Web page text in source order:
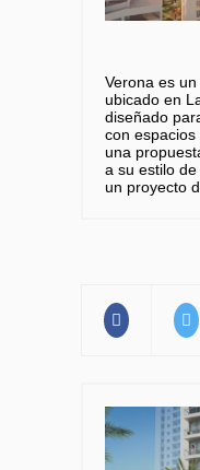
Verona es
ubicado en
diseñado
con
una
a su estilo
un proyecto